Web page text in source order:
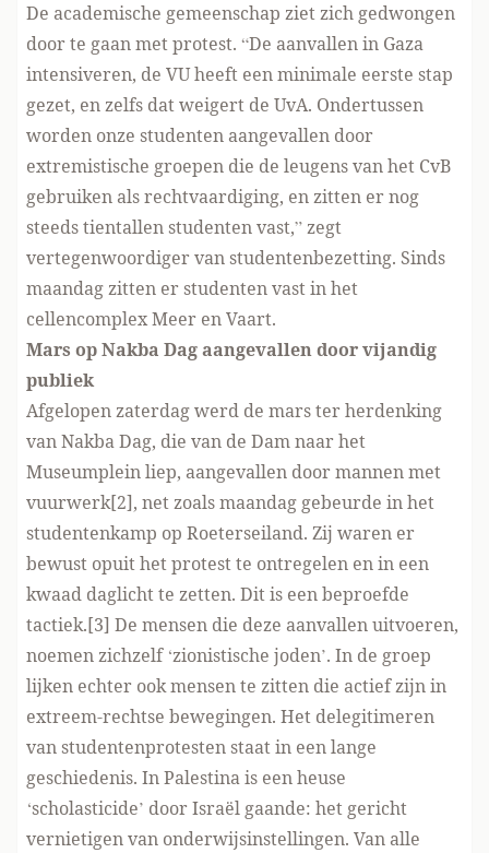
De academische gemeenschap ziet zich gedwongen
door te gaan met protest. “De aanvallen in Gaza
intensiveren, de VU heeft een minimale eerste stap
gezet, en zelfs dat weigert de UvA. Ondertussen
worden onze studenten aangevallen door
extremistische groepen die de leugens van het CvB
gebruiken als rechtvaardiging, en zitten er nog
steeds tientallen studenten vast,” zegt
vertegenwoordiger van studentenbezetting. Sinds
maandag zitten er studenten vast in het
cellencomplex Meer en Vaart.
Mars op Nakba Dag aangevallen door vijandig
publiek
Afgelopen zaterdag werd de mars ter herdenking
van Nakba Dag, die van de Dam naar het
Museumplein liep, aangevallen door mannen met
vuurwerk[2], net zoals maandag gebeurde in het
studentenkamp op Roeterseiland. Zij waren er
bewust opuit het protest te ontregelen en in een
kwaad daglicht te zetten. Dit is een beproefde
tactiek.[3] De mensen die deze aanvallen uitvoeren,
noemen zichzelf ‘zionistische joden’. In de groep
lijken echter ook mensen te zitten die actief zijn in
extreem-rechtse bewegingen. Het delegitimeren
van studentenprotesten staat in een lange
geschiedenis. In Palestina is een heuse
‘scholasticide’ door Israël gaande: het gericht
vernietigen van onderwijsinstellingen. Van alle